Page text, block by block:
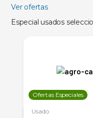
Ver ofertas
Especial usados
Ofertas Especiales
Usado